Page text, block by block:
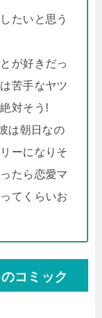
たいと思う
が好きだっ
苦手なヤツ
対そう!
は朝日なの
ーになりそ
たら恋愛マ
てくらいお
コミック